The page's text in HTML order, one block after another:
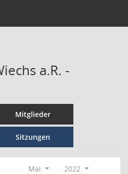
a.R. -
Mitglieder
Sitzungen
Mai
2022